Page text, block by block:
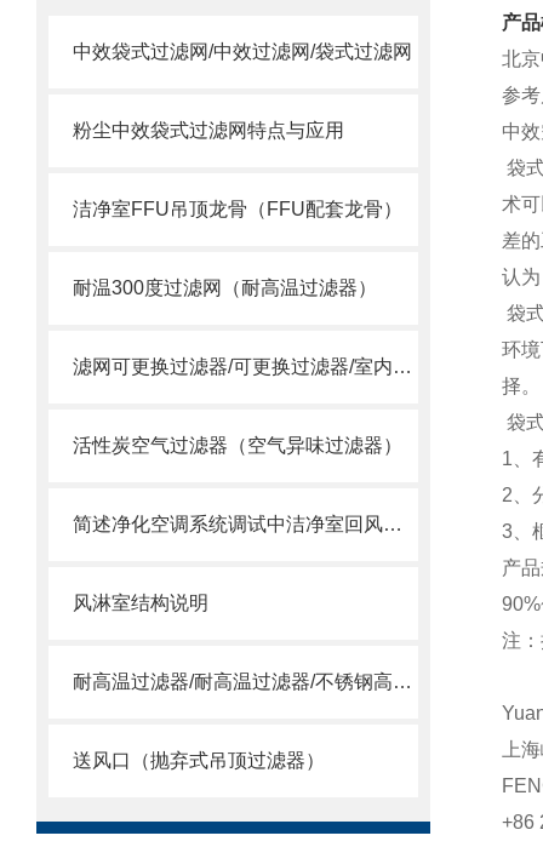
中效袋式过滤网/中效过滤网/袋式过滤网
粉尘中效袋式过滤网特点与应用
洁净室FFU吊顶龙骨（FFU配套龙骨）
耐温300度过滤网（耐高温过滤器）
滤网可更换过滤器/可更换过滤器/室内过滤器
活性炭空气过滤器（空气异味过滤器）
简述净化空调系统调试中洁净室回风口变为送风口的问题
风淋室结构说明
耐高温过滤器/耐高温过滤器/不锈钢高温过滤器
送风口（抛弃式吊顶过滤器）
产
北
参
中
袋
术
差
认
袋
环
择。
袋
1、
2、
3、
产
注
上
+86